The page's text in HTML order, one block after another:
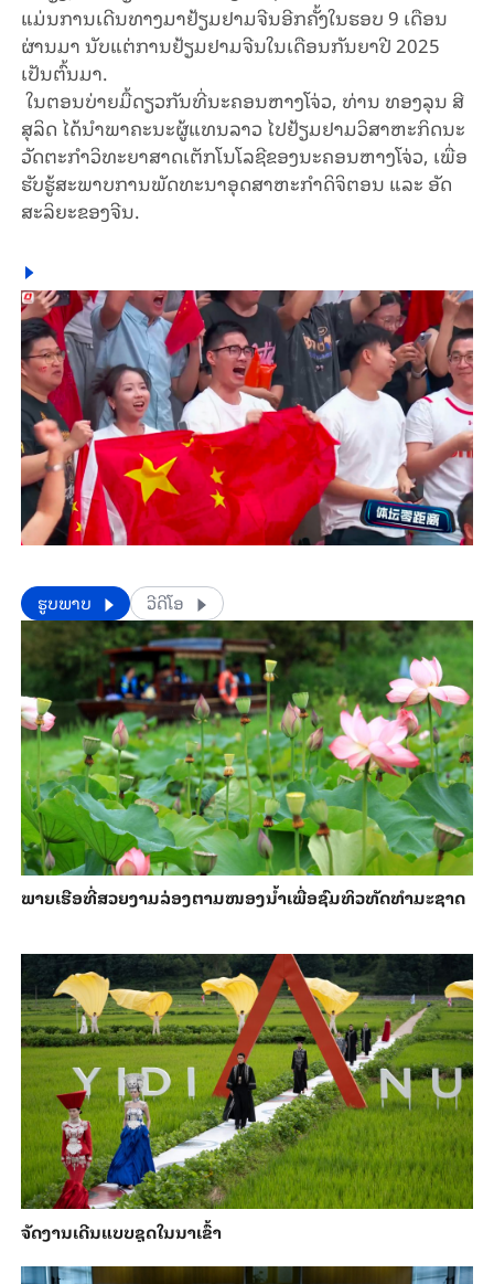
ແມ່ນການເດີນທາງມາຢ້ຽມຢາມຈີນອີກຄັ້ງໃນຮອບ 9 ເດືອນ
ຜ່ານມາ ນັບແຕ່ການຢ້ຽມຢາມຈີນໃນເດືອນກັນຍາປີ 2025
ເປັນຕົ້ນມາ.
ໃນຕອນບ່າຍມື້ດຽວກັນທີ່ນະຄອນຫາງໂຈ່ວ, ທ່ານ ທອງລຸນ ສີ
ສຸລິດ ໄດ້ນຳພາຄະນະຜູ້ແທນລາວ ໄປຢ້ຽມຢາມວິສາຫະກິດນະ
ວັດຕະກຳວິ​ທະ​ຍາ​ສາດ​ເຕັກ​ໂນ​ໂລ​ຊີຂອງນະຄອນຫາງໂຈ່ວ, ເພື່ອ
ຮັບຮູ້ສະພາບການພັດທະນາອຸດສາຫະກຳດິຈິຕອນ ແລະ ອັດ
ສະລິຍະຂອງຈີນ.
​​ຮູບພາບ ວີດີໂອ
ພາຍ​ເຮືອທີ່​ສວຍ​ງາມ​ລ່ອງ​ຕາມ​​ໜອງນ້ຳ​​ເພື່ອ​ຊົມ​ທິວ​ທັດ​ທຳ​ມະ​ຊາດ
ຈັດງານເດີນແບບຊຸດໃນນາເຂົ້າ